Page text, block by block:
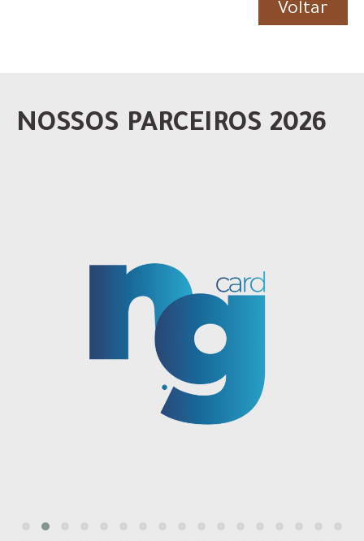
Voltar
NOSSOS PARCEIROS 2026